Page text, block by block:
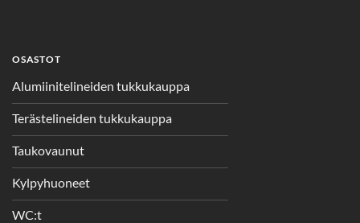
OSASTOT
Alumiinitelineiden tukkukauppa
Terästelineiden tukkukauppa
Taukovaunut
Kylpyhuoneet
WC:t